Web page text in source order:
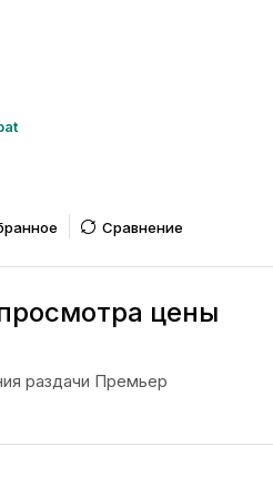
Сравнение
цены
раздачи Премьер